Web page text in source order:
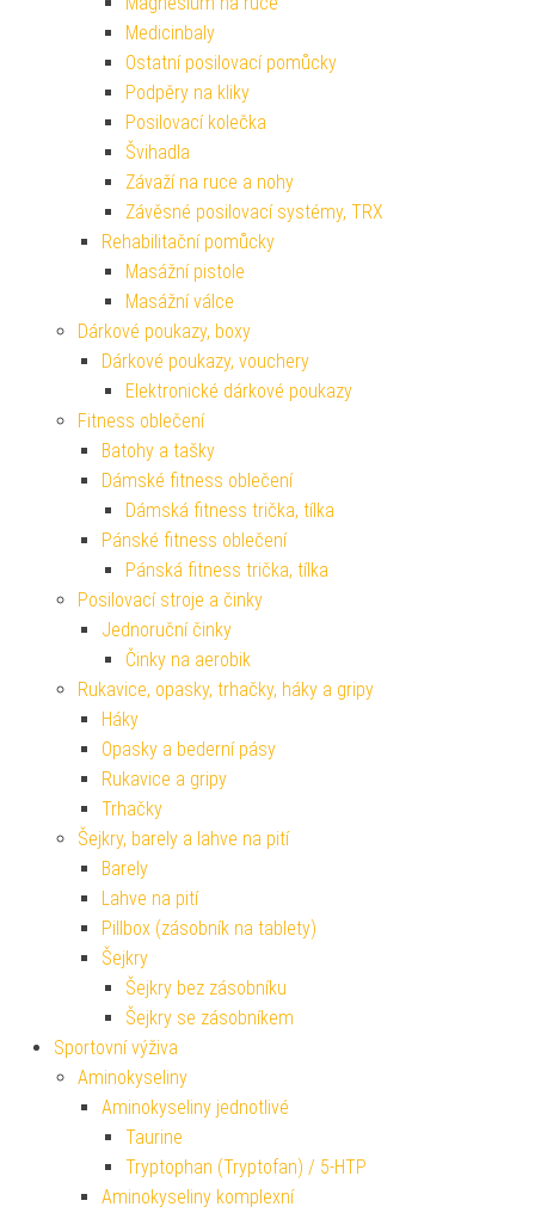
Medicinbaly
Ostatní posilovací pomůcky
Podpěry na kliky
Posilovací kolečka
Švihadla
Závaží na ruce a nohy
Závěsné posilovací systémy, TRX
Rehabilitační pomůcky
Masážní pistole
Masážní válce
Dárkové poukazy, boxy
Dárkové poukazy, vouchery
Elektronické dárkové poukazy
Fitness oblečení
Batohy a tašky
Dámské fitness oblečení
Dámská fitness trička, tílka
Pánské fitness oblečení
Pánská fitness trička, tílka
Posilovací stroje a činky
Jednoruční činky
Činky na aerobik
Rukavice, opasky, trhačky, háky a gripy
Háky
Opasky a bederní pásy
Rukavice a gripy
Trhačky
Šejkry, barely a lahve na pití
Barely
Lahve na pití
Pillbox (zásobník na tablety)
Šejkry
Šejkry bez zásobníku
Šejkry se zásobníkem
Sportovní výživa
Aminokyseliny
Aminokyseliny jednotlivé
Taurine
Tryptophan (Tryptofan) / 5-HTP
Aminokyseliny komplexní